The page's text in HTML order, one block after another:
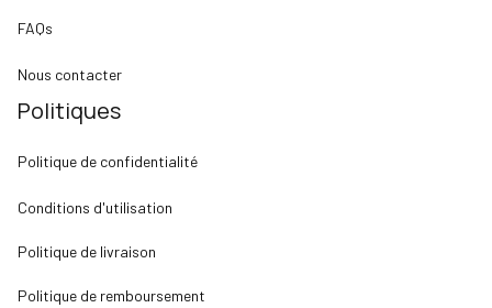
FAQs
Nous contacter
Politiques
Politique de confidentialité
Conditions d'utilisation
Politique de livraison
Politique de remboursement